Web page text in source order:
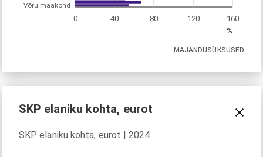
0 40 80 120
160
%
Võru maakond
MAJANDUSÜKSUSED
SKP elaniku kohta, eurot
SKP elaniku kohta, eurot | 2024